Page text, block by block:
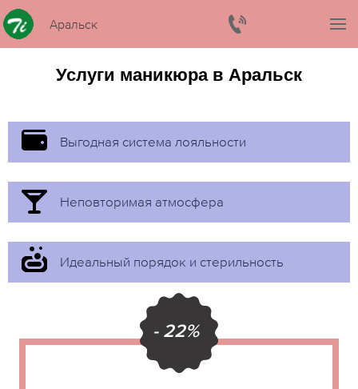
Аральск
Услуги маникюра в Аральск
Выгодная система лояльности
Неповторимая атмосфера
Идеальный порядок и стерильность
- 22%